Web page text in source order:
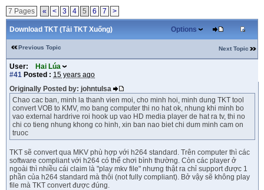
7 Pages « < 3 4 5 6 7 >
Download TKT (Tải TKT Xuống) Options
Previous Topic Next Topic
User:
Hai Lúa
#41 Posted : 15 years ago
Originally Posted by: johntulsa
Chao cac ban, minh la thanh vien moi, cho minh hoi, minh dung TKT tool
convert VOB to KMV, mo bang computer thi no hat ok, nhung khi minh bo
vao external hardrive roi hook up vao HD media player de hat ra tv, thi no
chi co tieng nhung khong co hinh, xin ban nao biet chi dum minh cam on
truoc
TKT sẽ convert qua MKV phù hợp với h264 standard. Trên computer thì các
software compliant với h264 có thể chơi bình thường. Còn các player ở
ngoài thì nhiều cái claim là "play mkv file" nhưng thật ra chỉ support được 1
phần của h264 standard mà thôi (not fully compliant). Bở vậy sẽ không play
file mà TKT convert được đúng.